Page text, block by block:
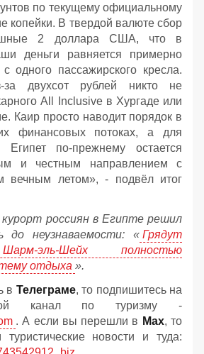
по текущему официальному
копейки. В твердой валюте сбор
2 доллара США, что в
деньги равняется примерно
одного пассажирского кресла.
за двухсот рублей никто не
All Inclusive в Хургаде или
Каир просто наводит порядок в
финансовых потоках, а для
Египет по-прежнему остается
и честным направлением с
вечным летом», - подвёл итог
россиян в Египте решил
неузнаваемости: « Грядут
эль-Шейх полностью
отдыха ».
в Телеграме, то подпишитесь на
канал по туризму -
. А если вы перешли в Мах, то
новости и туда: